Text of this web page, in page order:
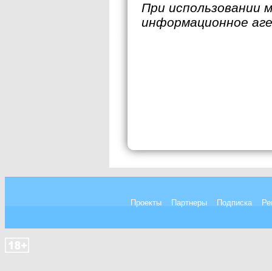
При использовании
информационное
Проекты Партнеры Подписка